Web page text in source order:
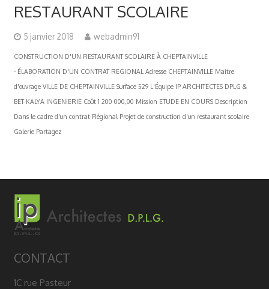
RESTAURANT SCOLAIRE
5 janvier 2018 webadmin91
CONSTRUCTION D'UN RESTAURANT SCOLAIRE À CHEPTAINVILLE
- ÉLABORATION D'UN CONTRAT REGIONAL Adresse CHEPTAINVILLE Maitre
d'ouvrage VILLE DE CHEPTAINVILLE Surface 529 L'Équipe IP ARCHITECTES DPLG &
BET KALYA INGENIERIE Coût 1 200 000,00 Mission ETUDE EN COURS Description
Dans le cadre d'un contrat Régional Projet de construction d'un restaurant scolaire
Galerie Partagez
CONTACT
1C rue Pasteur